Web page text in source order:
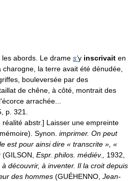
abords. Le drame s'y inscrivait en
la terre avait été dénudée,
bouleversée par des
de chêne, à côté, montrait des
arrachée...
p. 321.
réalité abstr.] Laisser une empreinte
Synon. imprimer. On peut
est pour ainsi dire « transcrite », «
(GILSON, Espr. philos. médiév., 1932,
découvrir, à inventer. Il la croit depuis
des hommes (GUÉHENNO, Jean-